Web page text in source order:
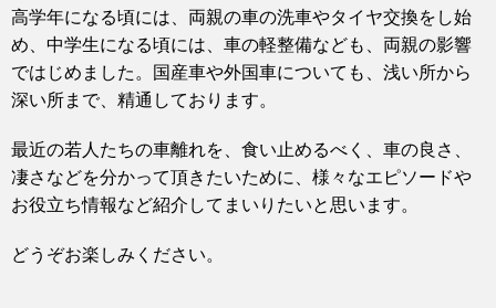
高学年になる頃には、両親の車の洗車やタイヤ交換をし始
め、中学生になる頃には、車の軽整備なども、両親の影響
ではじめました。国産車や外国車についても、浅い所から
深い所まで、精通しております。
最近の若人たちの車離れを、食い止めるべく、車の良さ、
凄さなどを分かって頂きたいために、様々なエピソードや
お役立ち情報など紹介してまいりたいと思います。
どうぞお楽しみください。